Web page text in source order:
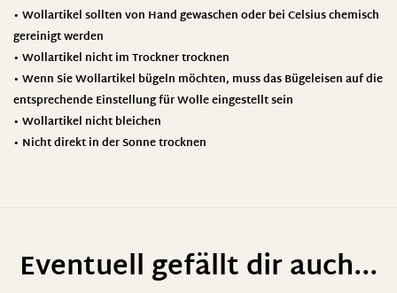
• Wollartikel sollten von Hand gewaschen oder bei Celsius chemisch
gereinigt werden
• Wollartikel nicht im Trockner trocknen
• Wenn Sie Wollartikel bügeln möchten, muss das Bügeleisen auf die
entsprechende Einstellung für Wolle eingestellt sein
• Wollartikel nicht bleichen
• Nicht direkt in der Sonne trocknen
Eventuell gefällt dir auch...